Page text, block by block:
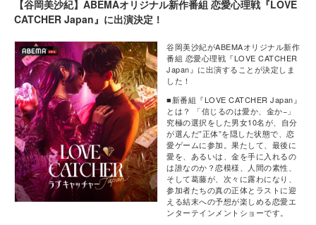
【谷岡美沙紀】ABEMAオリジナル新作番組 恋愛心理戦『LOVE
CATCHER Japan』に出演決定！
谷岡美沙紀がABEMAオリジナル新作
番組 恋愛心理戦『LOVE CATCHER
Japan』に出演することが決定しま
した！
■新番組『LOVE CATCHER Japan』
とは？ 「信じるのは愛か、金か−」
究極の選択をした男女10名が、自分
が選んだ”正体”を隠した状態で、恋
愛ゲームに参加。果たして、最後に
愛を、あるいは、金を手に入れるの
は誰なのか？恋模様、人間の素性、
そして葛藤が、次々に露わになり、
参加者たちの真の正体とラストに迎
える結末への予想が楽しめる恋愛エ
ンターテインメントショーです。